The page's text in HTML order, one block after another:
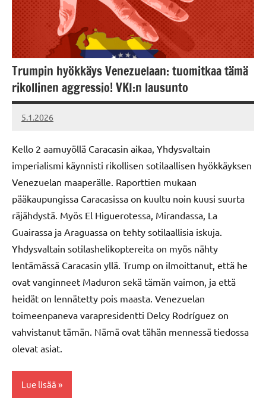
Trumpin hyökkäys Venezuelaan: tuomitkaa tämä
rikollinen aggressio! VKI:n lausunto
5.1.2026
Vallankumous
Kello 2 aamuyöllä Caracasin aikaa, Yhdysvaltain
imperialismi käynnisti rikollisen sotilaallisen hyökkäyksen
Venezuelan maaperälle. Raporttien mukaan
pääkaupungissa Caracasissa on kuultu noin kuusi suurta
räjähdystä. Myös El Higuerotessa, Mirandassa, La
Guairassa ja Araguassa on tehty sotilaallisia iskuja.
Yhdysvaltain sotilashelikoptereita on myös nähty
lentämässä Caracasin yllä. Trump on ilmoittanut, että he
ovat vanginneet Maduron sekä tämän vaimon, ja että
heidät on lennätetty pois maasta. Venezuelan
toimeenpaneva varapresidentti Delcy Rodríguez on
vahvistanut tämän. Nämä ovat tähän mennessä tiedossa
olevat asiat.
Lue lisää